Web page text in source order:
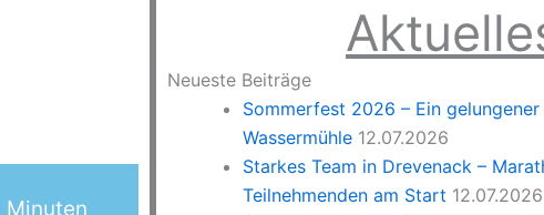
Minuten
Neueste Beiträge
Sommerfest 2026 – Ein
Wassermühle 12.07.2026
Starkes Team in Drevenack –
Teilnehmenden am Start 12.07.2026